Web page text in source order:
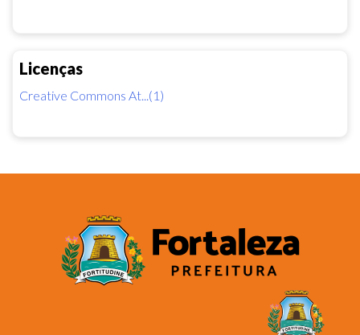
Licenças
Creative Commons At...(1)